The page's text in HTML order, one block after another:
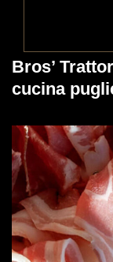
Bros’
cucina